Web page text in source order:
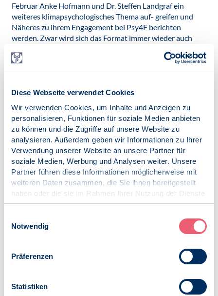
Diese Webseite verwendet Cookies
Wir verwenden Cookies, um Inhalte und Anzeigen zu
personalisieren, Funktionen für soziale Medien anbieten
zu können und die Zugriffe auf unsere Website zu
analysieren. Außerdem geben wir Informationen zu Ihrer
Verwendung unserer Website an unsere Partner für
soziale Medien, Werbung und Analysen weiter. Unsere
Partner führen diese Informationen möglicherweise mit
weiteren Daten zusammen, die Sie ihnen bereitgestellt
haben oder die sie im Rahmen Ihrer Nutzung der Dienste
gesammelt haben.
Notwendig
Präferenzen
Statistiken
Februar Anke Hofmann und Dr. Steffen Landgraf ein
weiteres klimapsychologisches Thema auf- greifen und
Näheres zu ihrem Engagement bei Psy4F berichten
werden. Zwar wird sich das Format immer wieder auch
doch wird dem Thema Klima & Psychologie mit BDP
Expert Talks zu beispielsweise nachhaltigem Konsum,
Klimakrise im Verlauf des Jahres ein besonderer Fokus
Dass diese Anwendung psychologischer Erkenntnisse
jedoch nicht nur in 2021 relevant sein wird, versteht sich
von selbst. Es ist beispielsweise davon auszugehen, dass
die relativ junge Disziplin der Umweltpsychologie, die sich
mit Wechselwirkungen zwischen Mensch und
Umweltfaktoren beschäftigt, weiter an Bedeutung
gewinnen und sich zunehmend interdisziplinär aufstellen
wird; eine entsprechende Erweiterung des
Hochschulangebots ist wünschenswert. Für Fragen zu
Medizin, Physik, Biologie, Ökonomie oder auch Soziologie
und Psychologen leistet dabei aber einen mindestens
genauso essenziellen Beitrag.
12.01.2021